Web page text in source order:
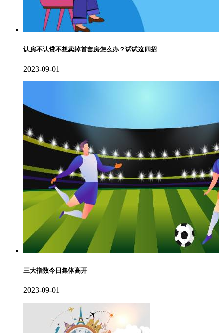
认房不认贷不想卖掉首套房怎么办？试试这四招
2023-09-01
三大指数今日集体高开
2023-09-01